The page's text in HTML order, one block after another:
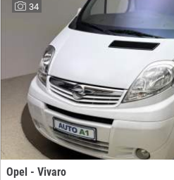
34
Opel - Vivaro